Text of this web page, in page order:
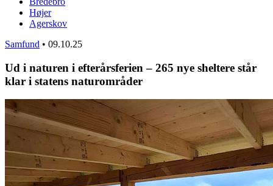
Højer
Agerskov
Samfund • 09.10.25
Ud i naturen i efterårsferien – 265 nye sheltere står
klar i statens naturområder